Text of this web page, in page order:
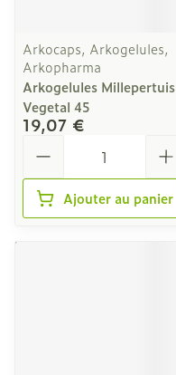
Arkocaps, Arkogelules,
Arkopharma
Arkogelules Millepertuis
Vegetal 45
19,07 €
Ajouter au panier